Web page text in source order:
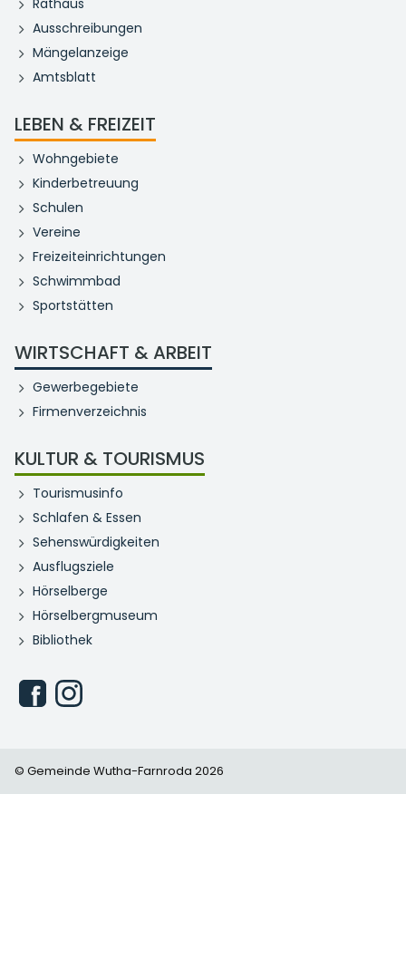
Rathaus
Ausschreibungen
Mängelanzeige
Amtsblatt
LEBEN & FREIZEIT
Wohngebiete
Kinderbetreuung
Schulen
Vereine
Freizeiteinrichtungen
Schwimmbad
Sportstätten
WIRTSCHAFT & ARBEIT
Gewerbegebiete
Firmenverzeichnis
KULTUR & TOURISMUS
Tourismusinfo
Schlafen & Essen
Sehenswürdigkeiten
Ausflugsziele
Hörselberge
Hörselbergmuseum
Bibliothek
© Gemeinde Wutha-Farnroda 2026